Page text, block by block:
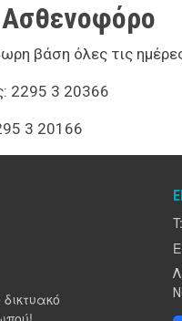
βάση όλες τις
2295 3 20366
T: